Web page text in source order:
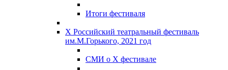
Итоги фестиваля
X Российский театральный фестиваль
им.М.Горького, 2021 год
СМИ о X фестивале